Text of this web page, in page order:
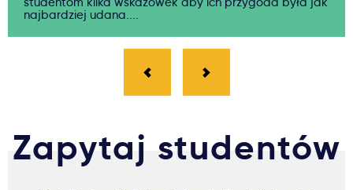
najbardziej udana....
Zapytaj studentów